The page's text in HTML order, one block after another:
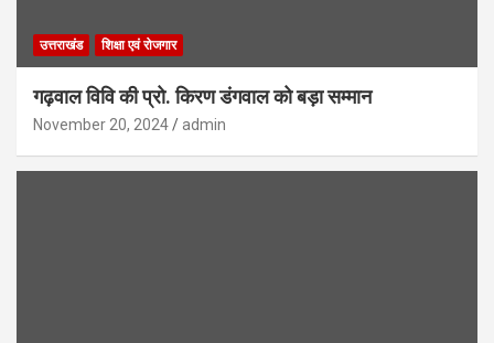
उत्तराखंड शिक्षा एवं रोजगार
गढ़वाल विवि की प्रो. किरण डंगवाल को बड़ा सम्मान
November 20, 2024 admin